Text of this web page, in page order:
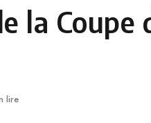
la Coupe
lire